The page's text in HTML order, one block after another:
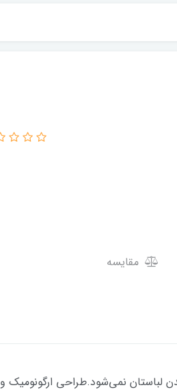
مقایسه
لباستان نمی‌شود.طراحی ارگونومیک و